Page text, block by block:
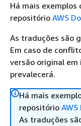
Há mais exemplos
repositório AWS
As traduções são
Em caso de
versão original em
prevalecerá.
Há mais
repositório AWS
As traduções